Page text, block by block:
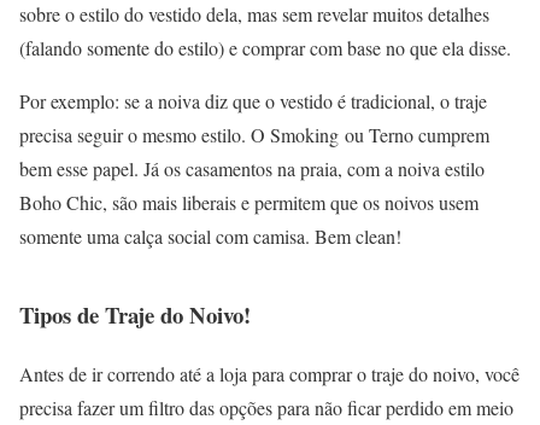
sobre o estilo do vestido dela, mas sem revelar muitos detalhes
(falando somente do estilo) e comprar com base no que ela disse.
Por exemplo: se a noiva diz que o vestido é tradicional, o traje
precisa seguir o mesmo estilo. O Smoking ou Terno cumprem
bem esse papel. Já os casamentos na praia, com a noiva estilo
Boho Chic, são mais liberais e permitem que os noivos usem
somente uma calça social com camisa. Bem clean!
Tipos de Traje do Noivo!
Antes de ir correndo até a loja para comprar o traje do noivo, você
precisa fazer um filtro das opções para não ficar perdido em meio